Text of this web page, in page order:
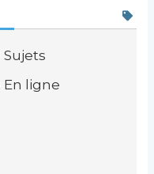
Sujets
En ligne